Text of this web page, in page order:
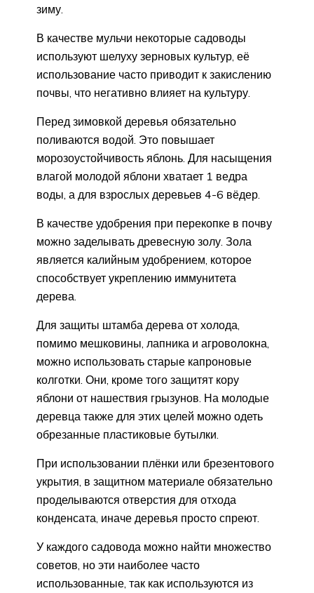
зиму.
В качестве мульчи некоторые садоводы
используют шелуху зерновых культур, её
использование часто приводит к закислению
почвы, что негативно влияет на культуру.
Перед зимовкой деревья обязательно
поливаются водой. Это повышает
морозоустойчивость яблонь. Для насыщения
влагой молодой яблони хватает 1 ведра
воды, а для взрослых деревьев 4-6 вёдер.
В качестве удобрения при перекопке в почву
можно заделывать древесную золу. Зола
является калийным удобрением, которое
способствует укреплению иммунитета
дерева.
Для защиты штамба дерева от холода,
помимо мешковины, лапника и агроволокна,
можно использовать старые капроновые
колготки. Они, кроме того защитят кору
яблони от нашествия грызунов. На молодые
деревца также для этих целей можно одеть
обрезанные пластиковые бутылки.
При использовании плёнки или брезентового
укрытия, в защитном материале обязательно
проделываются отверстия для отхода
конденсата, иначе деревья просто спреют.
У каждого садовода можно найти множество
советов, но эти наиболее часто
использованные, так как используются из